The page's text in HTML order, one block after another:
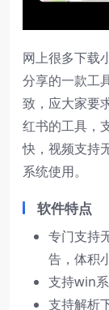
网上很多下载
分享的一款工
致，应大家要
红书的工具，
快，视频支持
系统使用。
软件特点
专门支持
告，体积
支持win
支持解析